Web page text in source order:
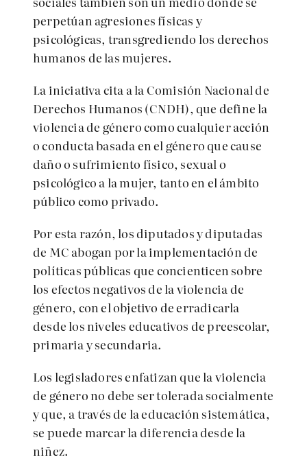
perpetúan agresiones físicas y
psicológicas, transgrediendo los derechos
humanos de las mujeres.
La iniciativa cita a la Comisión Nacional de
Derechos Humanos (CNDH), que define la
violencia de género como cualquier acción
o conducta basada en el género que cause
daño o sufrimiento físico, sexual o
psicológico a la mujer, tanto en el ámbito
público como privado.
Por esta razón, los diputados y diputadas
de MC abogan por la implementación de
políticas públicas que concienticen sobre
los efectos negativos de la violencia de
género, con el objetivo de erradicarla
desde los niveles educativos de preescolar,
primaria y secundaria.
Los legisladores enfatizan que la violencia
de género no debe ser tolerada socialmente
y que, a través de la educación sistemática,
se puede marcar la diferencia desde la
niñez.